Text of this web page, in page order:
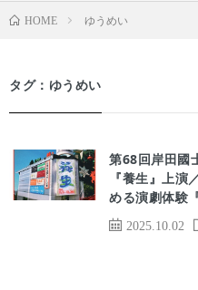
HOME ゆうめい
タグ：ゆうめい
2025.10.02
第68回岸田國
『養生』上演
める演劇体験